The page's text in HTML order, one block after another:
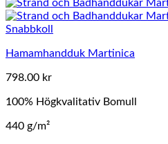
Snabbkoll
Hamamhandduk Martinica
798.00 kr
100% Högkvalitativ Bomull
440 g/m²